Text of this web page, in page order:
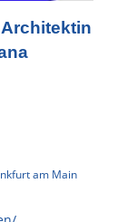
am Main